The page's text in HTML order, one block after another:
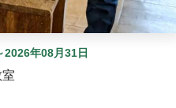
年08月31日